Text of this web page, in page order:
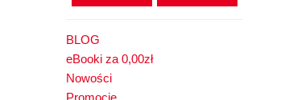
BLOG
eBooki za 0,00zł
Nowości
Promocje